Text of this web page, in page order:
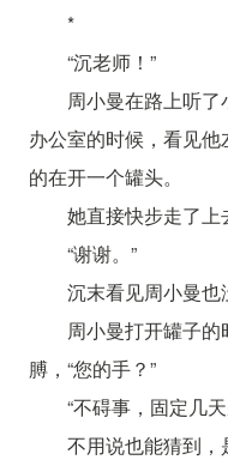
*
“沉老师！”
周小曼在路上听
办公室的时候，看见
的在开一个罐头。
她直接快步走了上
“谢谢。”
沉末看见周小曼也
周小曼打开罐子
膊，“您的手？”
“不碍事，固定几
不用说也能猜到，